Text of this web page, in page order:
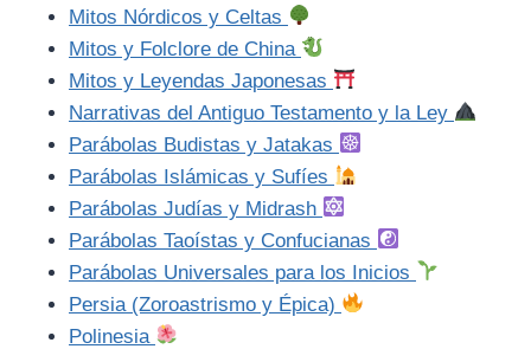
Mitos Nórdicos y Celtas
Mitos y Folclore de China
Mitos y Leyendas Japonesas
Narrativas del Antiguo Testamento y la Ley
Parábolas Budistas y Jatakas
Parábolas Islámicas y Sufíes
Parábolas Judías y Midrash
Parábolas Taoístas y Confucianas
Parábolas Universales para los Inicios
Persia (Zoroastrismo y Épica)
Polinesia